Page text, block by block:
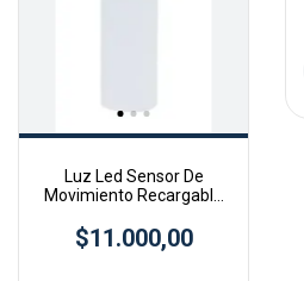
Luz Led Sensor De
Movimiento Recargable
$11.000,00